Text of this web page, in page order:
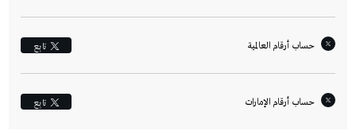
حساب أرقام العالمية تابِع
حساب أرقام الإمارات‎ تابِع